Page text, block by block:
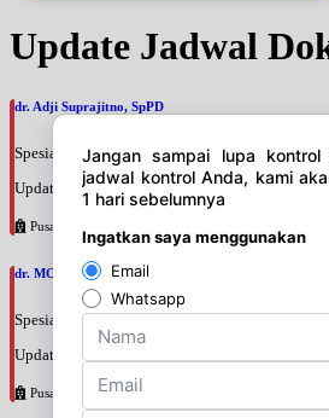
Update Jadwal
dr. Adji Suprajitno, SpPD
Spesialis: Penyakit Dalam
Update terakhir: 2026-08-07 20:37:59
Pusat Pertamina
dr. MOCHAMAD PASHA, SpPD
Spesialis: Penyakit Dalam
Update terakhir: 2026-08-07 20:35:45
Pusat Pertamina